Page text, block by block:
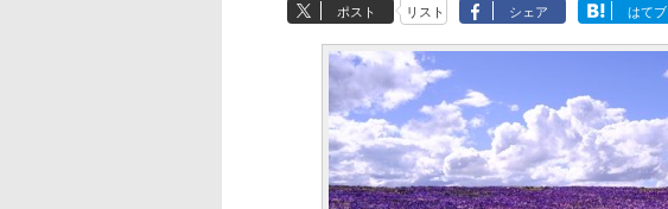
ポスト リスト シェア はてブ